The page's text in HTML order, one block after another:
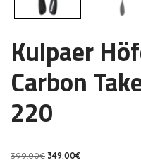
Kulpaer
Carbon
220
399.00€ 349.00€